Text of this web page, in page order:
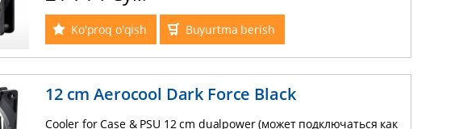
Ko'proq o'qish Buyurtma berish
12 cm Aerocool Dark Force Black
Cooler for Case & PSU 12 сm dualpower (может подключаться как